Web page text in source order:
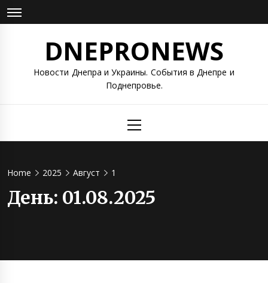
Skip
to
DNEPRONEWS
Новости Днепра и Украины. События в Днепре и
Поднепровье.
Menu
Home 2025 Август 1
День: 01.08.2025